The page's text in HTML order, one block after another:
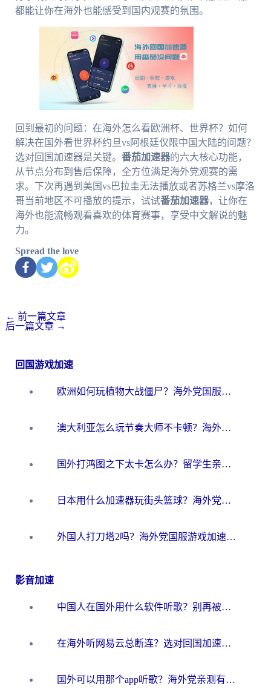
都能让你在海外也能感受到国内观赛的氛围。
回到最初的问题：在海外怎么看欧洲杯、世界杯？如何
解决在国外看世界杯约旦vs阿根廷仅限中国大陆的问题？
选对回国加速器是关键。 番茄加速器的六大核心功能，
从节点分布到售后保障，全方位满足海外党观赛的需
求。下次再遇到美国vs巴拉圭无法播放或者苏格兰vs摩洛
哥当前地区不可播放的提示，试试番茄加速器，让你在
海外也能流畅观看喜欢的体育赛事，享受中文解说的魅
力。
Spread the love
← 前一篇文章
后一篇文章 →
回国游戏加速
欧洲如何玩植物大战僵尸？海外党国服游戏加速避坑指南（附实测对比）
澳大利亚怎么玩节奏大师不卡顿？海外党国服游戏加速终极指南
国外打鸿图之下太卡怎么办？留学生亲测有效的国服游戏加速方案
日本用什么加速器玩街头篮球？海外党国服游戏不卡顿的终极攻略
外国人打刀塔2吗？海外党国服游戏加速避坑全攻略
影音加速
中国人在国外用什么软件听歌？别再被地域限制卡脖子，这篇教你轻松解锁国内音乐库
在海外听网易云总断连？选对回国加速器，告别地区限制和卡顿
国外可以用那个app听歌？海外党亲测有效的回国加速方案，轻松听国内音乐听书